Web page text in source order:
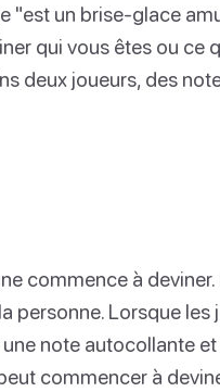
"est un brise-glace
qui vous êtes ou ce
deux joueurs, des
commence à
personne. Lorsque
note autocollante
commencer à